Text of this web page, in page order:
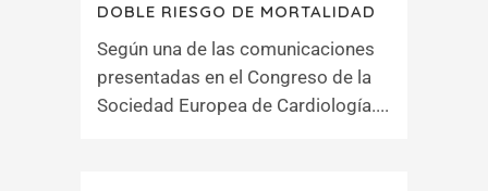
DOBLE RIESGO DE MORTALIDAD
Según una de las comunicaciones
presentadas en el Congreso de la
Sociedad Europea de Cardiología....